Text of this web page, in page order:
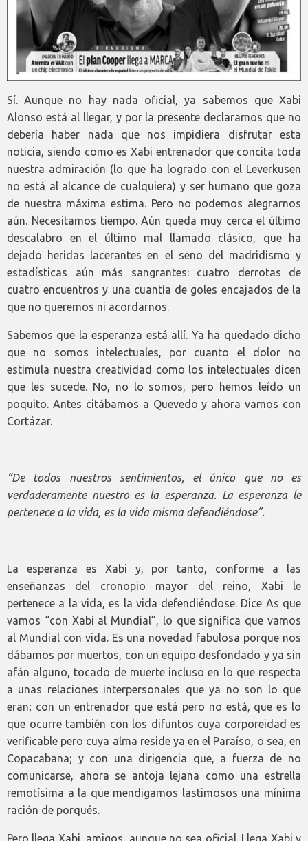
Sí. Aunque no hay nada oficial, ya sabemos que Xabi
Alonso está al llegar, y por la presente declaramos que no
debería haber nada que nos impidiera disfrutar esta
noticia, siendo como es Xabi entrenador que concita toda
nuestra admiración (lo que ha logrado con el Leverkusen
no está al alcance de cualquiera) y ser humano que goza
de nuestra máxima estima. Pero no podemos alegrarnos
aún. Necesitamos tiempo. Aún queda muy cerca el último
descalabro en el último mal llamado clásico, que ha
dejado heridas lacerantes en el seno del madridismo y
estadísticas aún más sangrantes: cuatro derrotas de
cuatro encuentros y una cuantía de goles encajados de la
que no queremos ni acordarnos.
Sabemos que la esperanza está allí. Ya ha quedado dicho
que no somos intelectuales, por cuanto el dolor no
estimula nuestra creatividad como los intelectuales dicen
que les sucede. No, no lo somos, pero hemos leído un
poquito. Antes citábamos a Quevedo y ahora vamos con
Cortázar.
“De todos nuestros sentimientos, el único que no es
verdaderamente nuestro es la esperanza. La esperanza le
pertenece a la vida, es la vida misma defendiéndose”.
La esperanza es Xabi y, por tanto, conforme a las
enseñanzas del cronopio mayor del reino, Xabi le
pertenece a la vida, es la vida defendiéndose. Dice As que
vamos “con Xabi al Mundial”, lo que significa que vamos
al Mundial con vida. Es una novedad fabulosa porque nos
dábamos por muertos, con un equipo desfondado y ya sin
afán alguno, tocado de muerte incluso en lo que respecta
a unas relaciones interpersonales que ya no son lo que
eran; con un entrenador que está pero no está, que es lo
que ocurre también con los difuntos cuya corporeidad es
verificable pero cuya alma reside ya en el Paraíso, o sea, en
Copacabana; y con una dirigencia que, a fuerza de no
comunicarse, ahora se antoja lejana como una estrella
remotísima a la que mendigamos lastimosos una mínima
ración de porqués.
Pero llega Xabi, amigos, aunque no sea oficial. Llega Xabi y